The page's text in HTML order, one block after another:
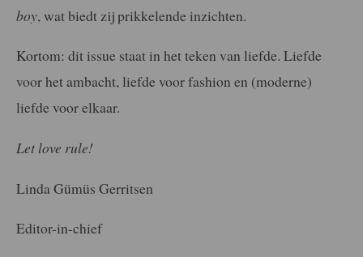
boy, wat biedt zij prikkelende inzichten.
Kortom: dit issue staat in het teken van liefde. Liefde
voor het ambacht, liefde voor fashion en (moderne)
liefde voor elkaar.
Let love rule!
Linda Gümüs Gerritsen
Editor-in-chief